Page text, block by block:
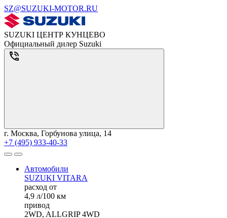
SZ@SUZUKI-MOTOR.RU
SUZUKI ЦЕНТР КУНЦЕВО
Официальный дилер Suzuki
г. Москва, Горбунова улица, 14
+7 (495) 933-40-33
Автомобили
SUZUKI VITARA
расход от
4,9 л/100 км
привод
2WD, ALLGRIP 4WD